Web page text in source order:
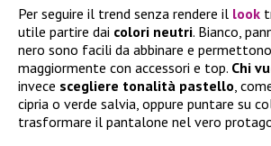
Per seguire il trend senza rendere il look
utile partire dai colori neutri. Bianco,
nero sono facili da abbinare e
maggiormente con accessori e top. Chi
invece scegliere tonalità pastello,
cipria o verde salvia, oppure puntare su
trasformare il pantalone nel vero